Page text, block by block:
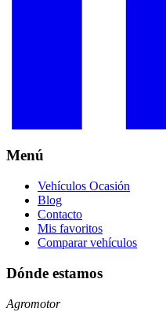
Menú
Vehículos Ocasión
Blog
Contacto
Mis favoritos
Comparar vehículos
Dónde estamos
Agromotor